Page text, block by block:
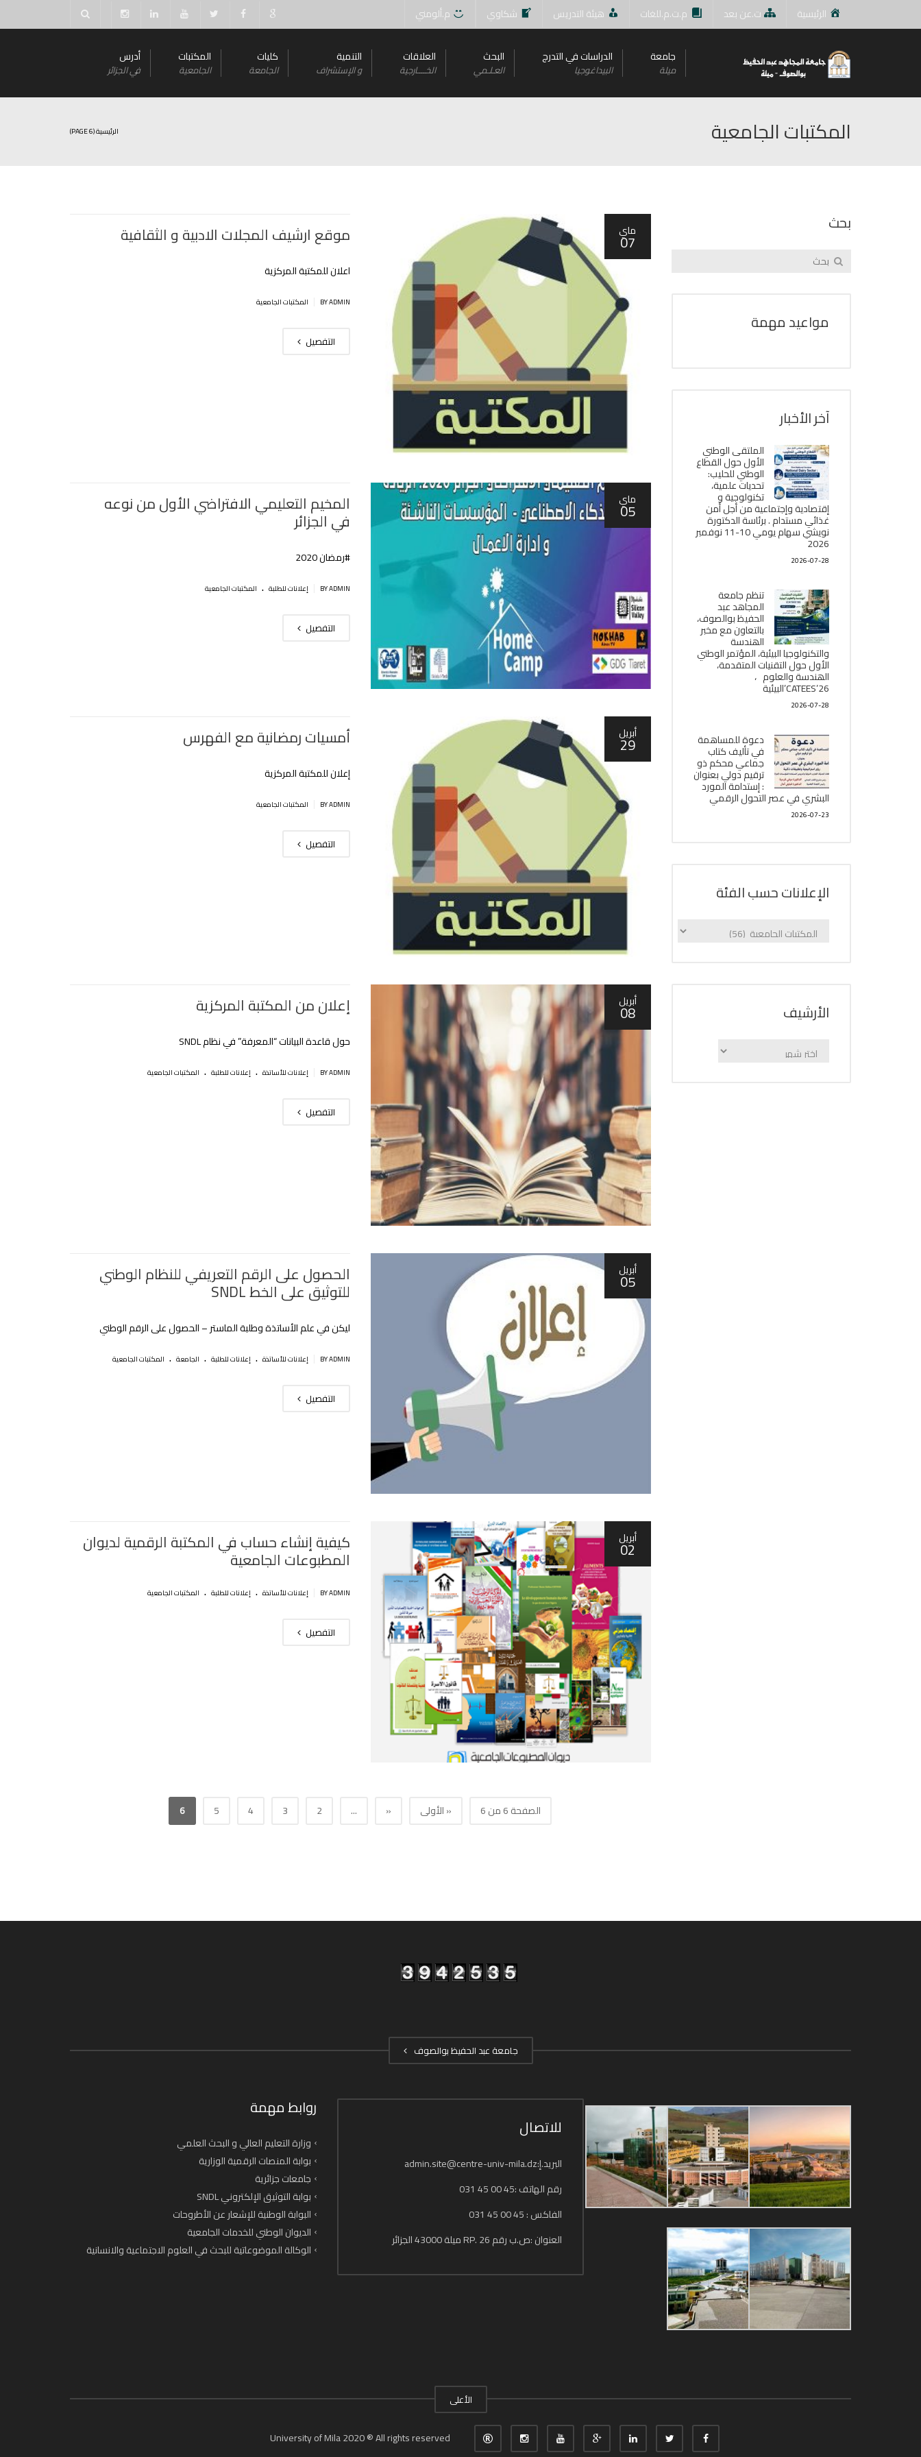
الرئيسية ت.عن بعد م.ت.م.للغات هيئة التدريس شكاوي م.ألومني
جامعة
ميلة
الدراسات في التدرج
البيداغوجيا
البحث
العـلـمي
العلاقات
الخــــارجية
التنمية
و اﻹستشراف
كليات
الجامعة
المكتبات
الجامعية
أدرس
في الجزائر
المكتبات الجامعية الرئيسية(PAGE 6)
ماي
07 موقع ارشيف المجلات الادبية و الثقافية
اعلان للمكتبة المركزية
BY ADMIN المكتبات الجامعية
التفصيل
ماي
05 المخيم التعليمي الافتراضي الأول من نوعه
في الجزائر
#رمضان 2020
BY ADMIN إعلانات للطلبة . المكتبات الجامعية
التفصيل
أبريل
29 أمسيات رمضانية مع الفهرس
إعلان للمكتبة المركزية
BY ADMIN المكتبات الجامعية
التفصيل
أبريل
08 إعلان من المكتبة المركزية
حول قاعدة البيانات “المعرفة” في نظام SNDL
BY ADMIN إعلانات للأساتذة . إعلانات للطلبة . المكتبات الجامعية
التفصيل
أبريل
05 الحصول على الرقم التعريفي للنظام الوطني
للتوثيق على الخط SNDL
ليكن في علم الأساتذة وطلبة الماستر – الحصول على الرقم الوطني
BY ADMIN إعلانات للأساتذة . إعلانات للطلبة . الجامعة . المكتبات الجامعية
التفصيل
أبريل
02 كيفية إنشاء حساب في المكتبة الرقمية لديوان
المطبوعات الجامعية
BY ADMIN إعلانات للأساتذة . إعلانات للطلبة . المكتبات الجامعية
التفصيل
الصفحة 6 من 6 « الأولى «
...
2
3
4
5
6
بحث
مواعيد مهمة
آخر الأخبار
الملتقى الوطني
الأول حول القطاع
الوطني للحليب:
تحديات علمية،
تكنولوجية و
إقتصادية وإجتماعية من أجل أمن
غذائي مستدام . برئاسة الدكتورة
نويشي سهام يومي 10-11 نوفمبر
2026
2026-07-28
تنظم جامعة
المجاهد عبد
الحفيظ بوالصوف،
بالتعاون مع مخبر
الھندسة
والتكنولوجيا البیئیة، المؤتمر الوطني
الأول حول التقنيات المتقدمة،
الھندسة والعلوم ،
CATEES’26’البیئية
2026-07-28
دعوة للمساهمة
في تأليف كتاب
جماعي محكم ذو
ترقيم دولي بعنوان
: إستدامة المورد
البشري في عصر التحول الرقمي
2026-07-23
الإعلانات حسب الفئة
الإعلانات
اﻷرشيف
اﻷرشيف
جامعة عبد الحفيظ بوالصوف
روابط مهمة
وزارة التعليم العالي و البحث العلمي
بوابة المنصات الرقمية الوزارية
جامعات جزائرية
بوابة التوثيق الإلكتروني SNDL
البوابة الوطنية للإشعار عن الأطروحات
الديوان الوطني للخدمات الجامعية
الوكالة الموضوعاتية للبحث في العلوم الاجتماعية والانسانية
للاتصال
البريد.إ:admin.site@centre-univ-mila.dz
رقم الهاتف :45 00 45 031
الفاكس : 45 00 45 031
العنوان :ص.ب رقم 26 .RP ميلة 43000 الجزائر
الأعلى
University of Mila 2020 ® All rights reserved